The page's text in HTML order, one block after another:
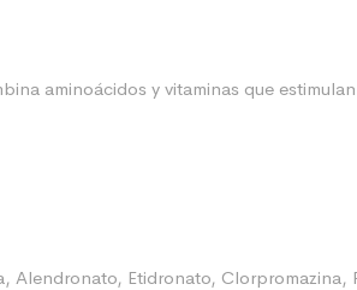
aminoácidos y vitaminas que
Alendronato, Etidronato, Clorpromazina,